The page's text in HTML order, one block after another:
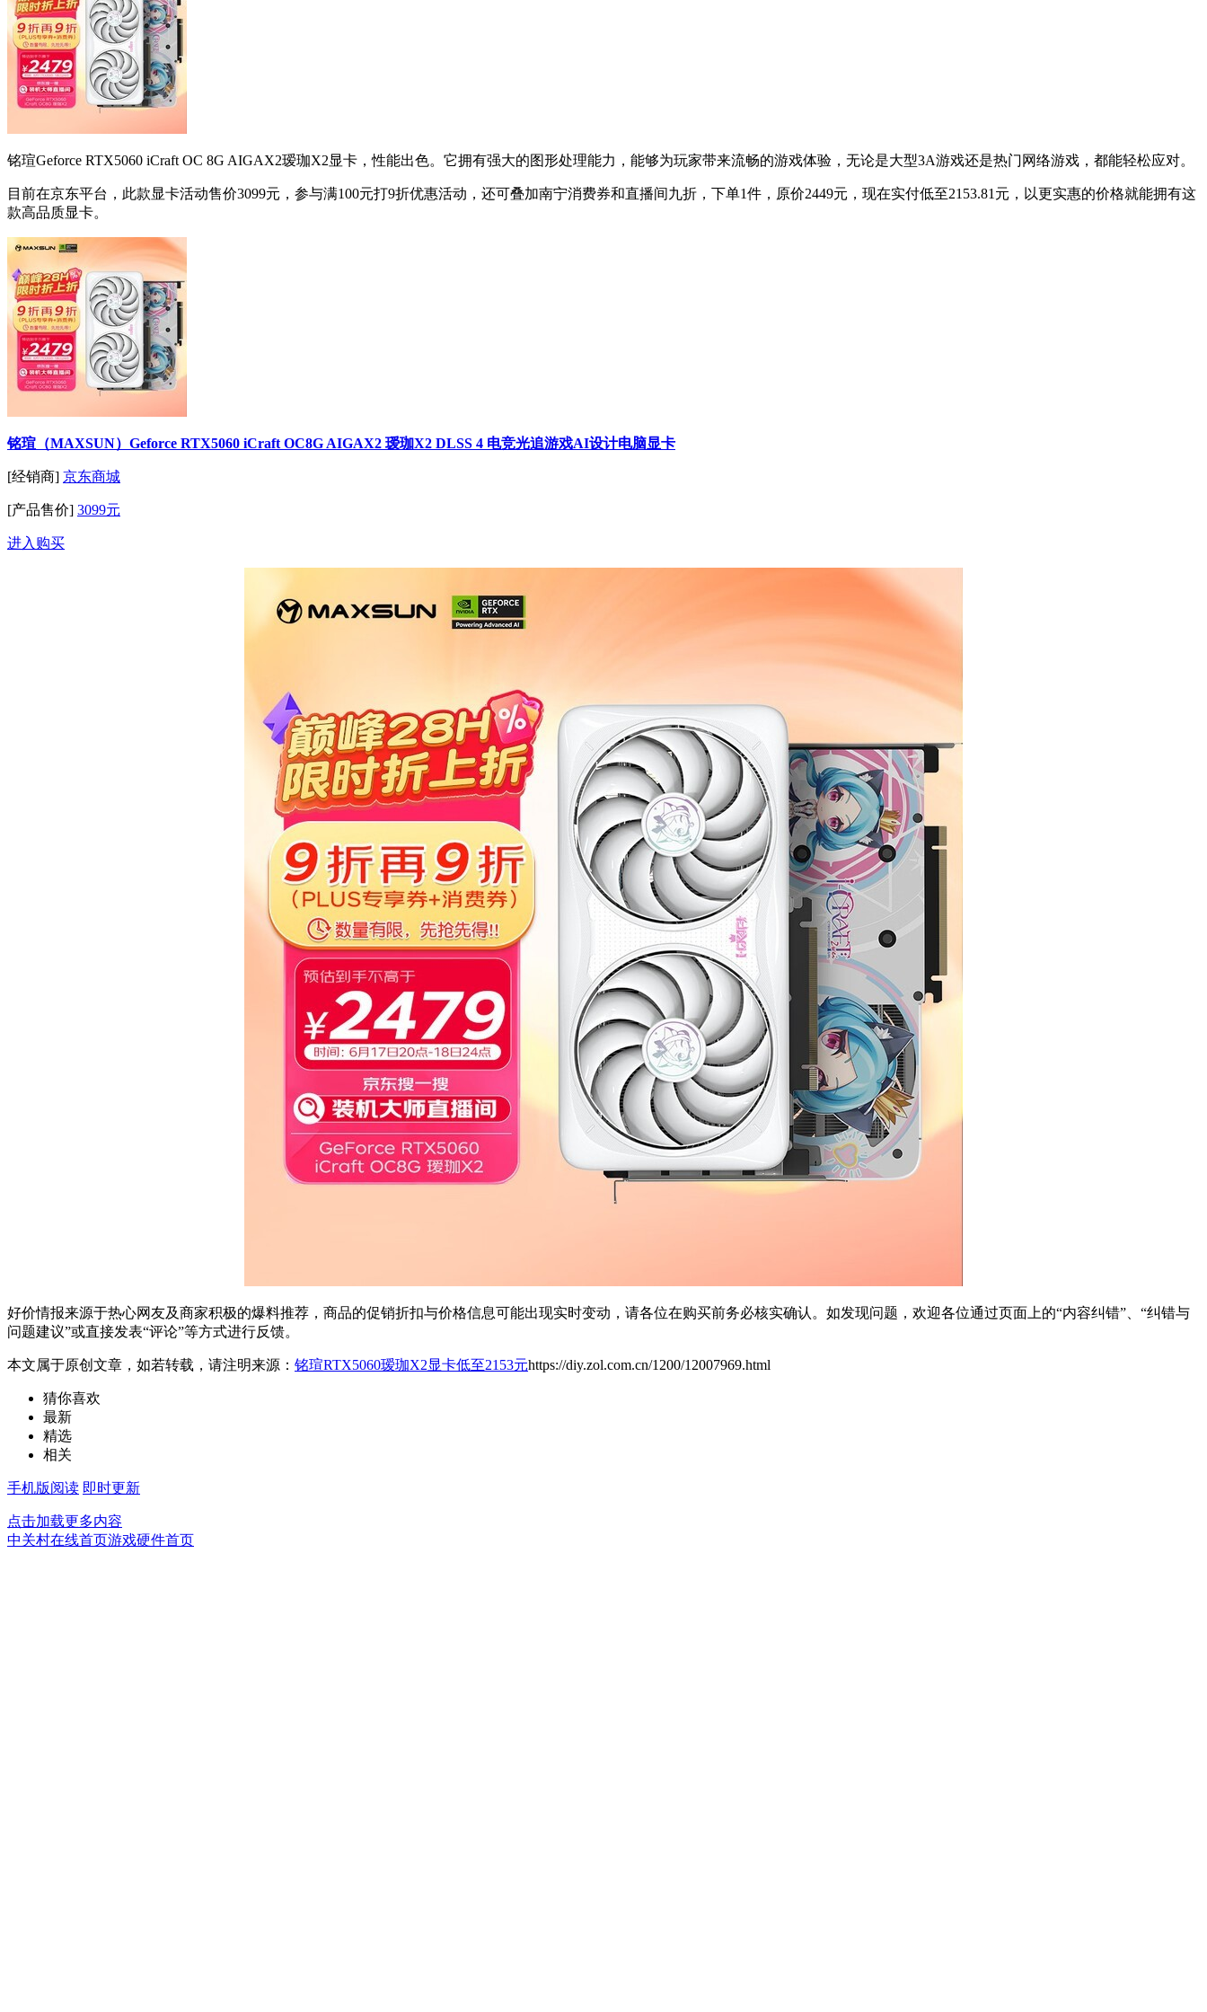
铭瑄Geforce RTX5060 iCraft OC 8G AIGAX2瑷珈X2显卡，性能出色。它拥有强大的图形处理能力，能够为玩家带来流畅的游戏体验，无论是大型3A游戏还是热门网络游戏，都能轻松应对。
目前在京东平台，此款显卡活动售价3099元，参与满100元打9折优惠活动，还可叠加南宁消费券和直播间九折，下单1件，原价2449元，现在实付低至2153.81元，以更实惠的价格就能拥有这
款高品质显卡。
铭瑄（MAXSUN）Geforce RTX5060 iCraft OC8G AIGAX2 瑷珈X2 DLSS 4 电竞光追游戏AI设计电脑显卡
[经销商] 京东商城
[产品售价] 3099元
进入购买
好价情报来源于热心网友及商家积极的爆料推荐，商品的促销折扣与价格信息可能出现实时变动，请各位在购买前务必核实确认。如发现问题，欢迎各位通过页面上的“内容纠错”、“纠错与
问题建议”或直接发表“评论”等方式进行反馈。
本文属于原创文章，如若转载，请注明来源： 铭瑄RTX5060瑷珈X2显卡低至2153元https://diy.zol.com.cn/1200/12007969.html
猜你喜欢
最新
精选
相关
手机版阅读 即时更新
点击加载更多内容
中关村在线首页游戏硬件首页